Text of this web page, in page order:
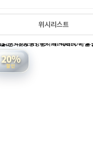
위시리스트
20%
할인